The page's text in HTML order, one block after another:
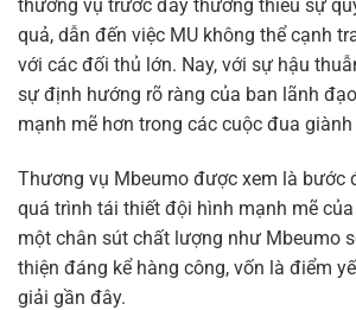
thương vụ trước đây thường thiếu sự
quả, dẫn đến việc MU không thể cạnh
với các đối thủ lớn. Nay, với sự hậu
sự định hướng rõ ràng của ban lãnh
mạnh mẽ hơn trong các cuộc đua
Thương vụ Mbeumo được xem là bước
quá trình tái thiết đội hình mạnh mẽ
một chân sút chất lượng như Mbeumo
thiện đáng kể hàng công, vốn là điểm
giải gần đây.